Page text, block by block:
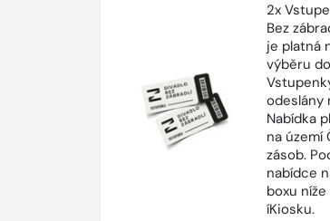
2x
Bez
je platná
výběru
odeslány
Nabídka
na území
zásob.
nabídce
boxu
íKiosku.